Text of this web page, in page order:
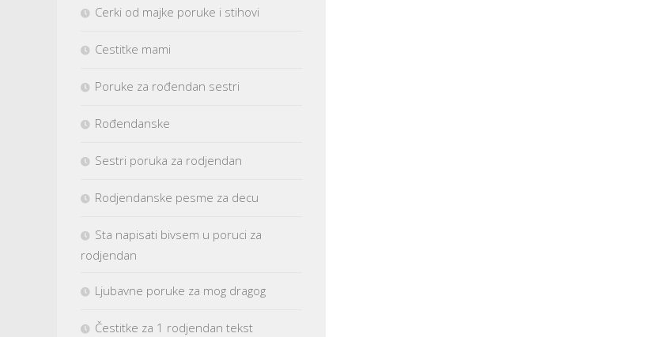
Cerki od majke poruke i stihovi
Cestitke mami
Poruke za rođendan sestri
Rođendanske
Sestri poruka za rodjendan
Rodjendanske pesme za decu
Sta napisati bivsem u poruci za
rodjendan
Ljubavne poruke za mog dragog
Čestitke za 1 rodjendan tekst